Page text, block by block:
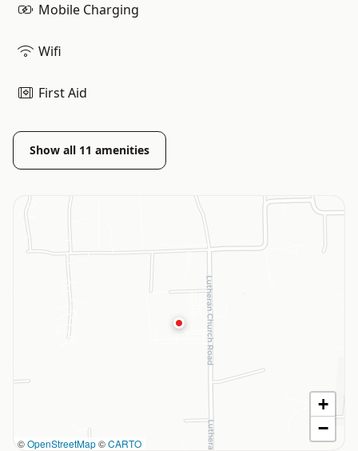
Mobile Charging
Wifi
First Aid
Show all 11 amenities
©OpenStreetMap©CARTO
+
−